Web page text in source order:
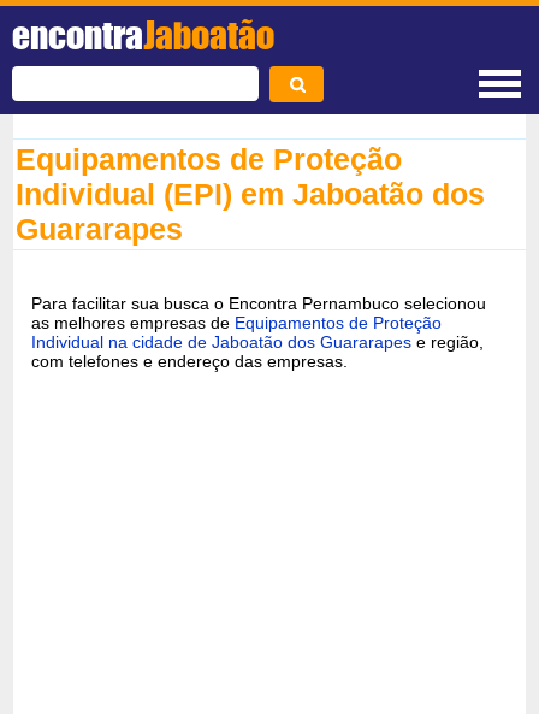
encontraJaboatão
Equipamentos de Proteção
Individual (EPI) em Jaboatão dos
Guararapes
Para facilitar sua busca o Encontra Pernambuco selecionou
as melhores empresas de Equipamentos de Proteção
Individual na cidade de Jaboatão dos Guararapes e região,
com telefones e endereço das empresas.